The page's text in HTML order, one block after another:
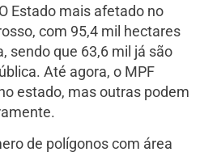
Estado mais afetado no
com 95,4 mil hectares
sendo que 63,6 mil já são
Até agora, o MPF
estado, mas outras podem
de polígonos com área